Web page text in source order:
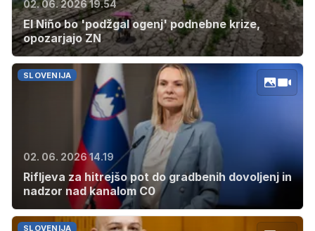
02. 06. 2026 19.54
El Niño bo 'podžgal ogenj' podnebne krize,
opozarjajo ZN
SLOVENIJA
02. 06. 2026 14.19
Rifljeva za hitrejšo pot do gradbenih dovoljenj in
nadzor nad kanalom C0
SLOVENIJA